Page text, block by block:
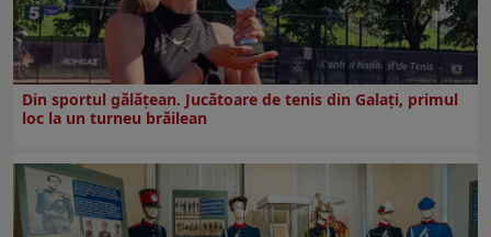
Din sportul gălățean. Jucătoare de tenis din Galați, primul
loc la un turneu brăilean